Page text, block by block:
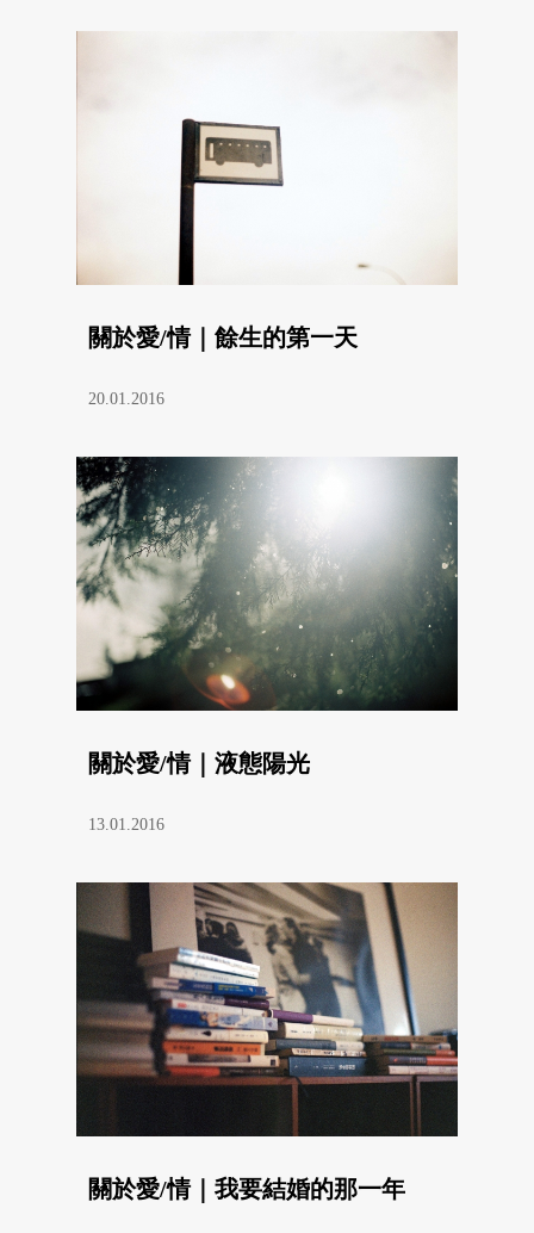
關於愛/情｜餘生的第一天
20.01.2016
關於愛/情｜液態陽光
13.01.2016
關於愛/情｜我要結婚的那一年